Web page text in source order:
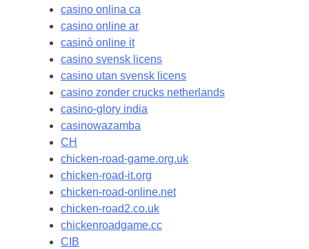
casino onlina ca
casino online ar
casinò online it
casino svensk licens
casino utan svensk licens
casino zonder crucks netherlands
casino-glory india
casinowazamba
CH
chicken-road-game.org.uk
chicken-road-it.org
chicken-road-online.net
chicken-road2.co.uk
chickenroadgame.cc
CIB